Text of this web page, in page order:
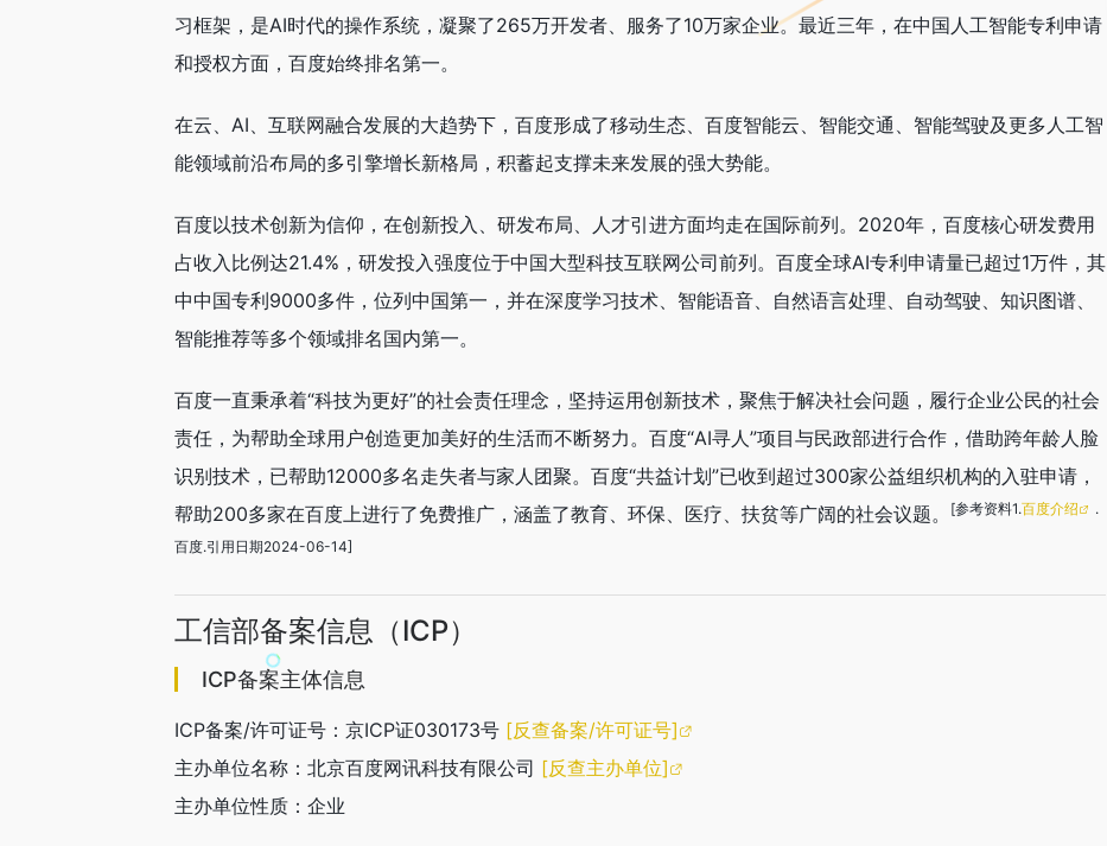
习框架，是AI时代的操作系统，凝聚了265万开发者、服务了10万家企业。最近三年，在中国人工智能专利申请
和授权方面，百度始终排名第一。
在云、AI、互联网融合发展的大趋势下，百度形成了移动生态、百度智能云、智能交通、智能驾驶及更多人工智
能领域前沿布局的多引擎增长新格局，积蓄起支撑未来发展的强大势能。
百度以技术创新为信仰，在创新投入、研发布局、人才引进方面均走在国际前列。2020年，百度核心研发费用
占收入比例达21.4%，研发投入强度位于中国大型科技互联网公司前列。百度全球AI专利申请量已超过1万件，其
中中国专利9000多件，位列中国第一，并在深度学习技术、智能语音、自然语言处理、自动驾驶、知识图谱、
智能推荐等多个领域排名国内第一。
百度一直秉承着“科技为更好”的社会责任理念，坚持运用创新技术，聚焦于解决社会问题，履行企业公民的社会
责任，为帮助全球用户创造更加美好的生活而不断努力。百度“AI寻人”项目与民政部进行合作，借助跨年龄人脸
识别技术，已帮助12000多名走失者与家人团聚。百度“共益计划”已收到超过300家公益组织机构的入驻申请，
帮助200多家在百度上进行了免费推广，涵盖了教育、环保、医疗、扶贫等广阔的社会议题。
[参考资料1.百度介绍 .
百度.引用日期2024-06-14]
工信部备案信息（ICP）
ICP备案主体信息
ICP备案/许可证号：京ICP证030173号 [反查备案/许可证号]
主办单位名称：北京百度网讯科技有限公司 [反查主办单位]
主办单位性质：企业